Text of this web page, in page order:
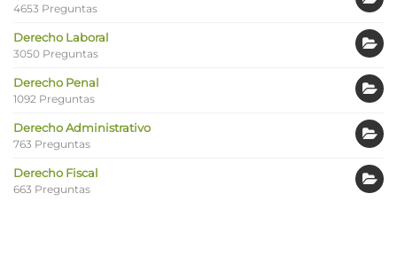
4653 Preguntas
Derecho Laboral
3050 Preguntas
Derecho Penal
1092 Preguntas
Derecho Administrativo
763 Preguntas
Derecho Fiscal
663 Preguntas